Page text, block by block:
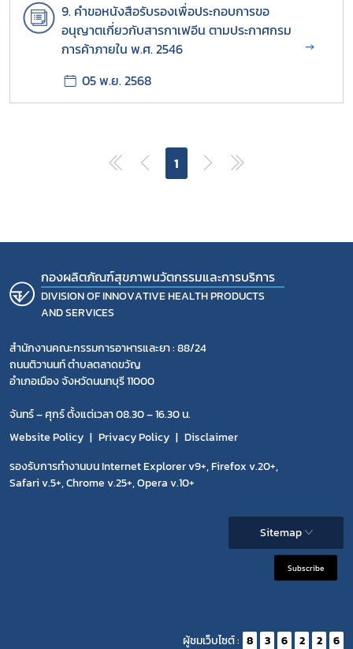
9. คำขอหนังสือรับรองเพื่อประกอบการขอ
อนุญาตเกี่ยวกับสารกาเฟอีน ตามประกาศกรม
การค้าภายใน พ.ศ. 2546
05 พ.ย. 2568
→
1
กองผลิตภัณฑ์สุขภาพนวัตกรรมและการบริการ
DIVISION OF INNOVATIVE HEALTH PRODUCTS
AND SERVICES
สำนักงานคณะกรรมการอาหารและยา : 88/24
ถนนติวานนท์ ตำบลตลาดขวัญ
อำเภอเมือง จังหวัดนนทบุรี 11000
จันทร์ – ศุกร์ ตั้งแต่เวลา 08.30 – 16.30 น.
Website Policy
Privacy Policy
Disclaimer
รองรับการทำงานบน Internet Explorer v9+, Firefox v.20+,
Safari v.5+, Chrome v.25+, Opera v.10+
Sitemap
Subscribe
ผู้ชมเว็บไซต์ : 8 3 6 2 2 6